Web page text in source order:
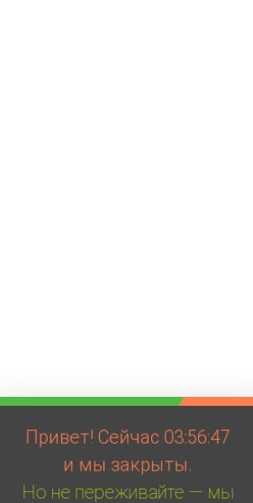
Привет! Сейчас 03:56:47
и мы закрыты.
Но не переживайте — мы